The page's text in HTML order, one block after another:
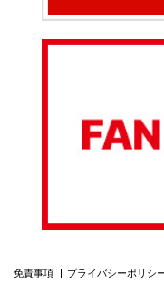
免責事項 プライバシーポリシ